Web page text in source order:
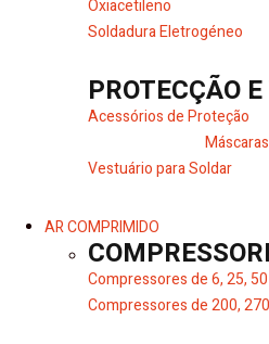
Oxiacetileno
Soldadura Eletrogéneo
PROTECÇÃO
Acessórios de
Vestuário para Soldar
AR COMPRIMIDO
Compressores de 6, 25,
Compressores de 200,